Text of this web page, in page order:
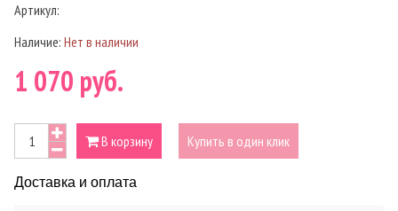
Артикул:
Наличие: Нет в наличии
1 070 руб.
В корзину Купить в один клик
Доставка и оплата